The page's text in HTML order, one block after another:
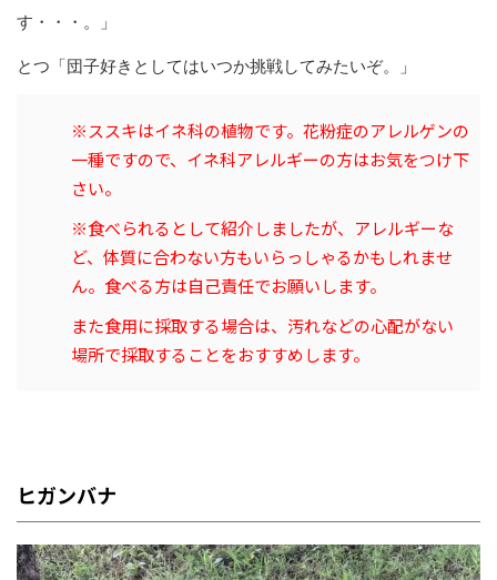
す・・・。」
とつ「団子好きとしてはいつか挑戦してみたいぞ。」
※ススキはイネ科の植物です。花粉症のアレルゲンの
一種ですので、イネ科アレルギーの方はお気をつけ下
さい。
※食べられるとして紹介しましたが、アレルギーな
ど、体質に合わない方もいらっしゃるかもしれませ
ん。食べる方は自己責任でお願いします。
また食用に採取する場合は、汚れなどの心配がない
場所で採取することをおすすめします。
ヒガンバナ